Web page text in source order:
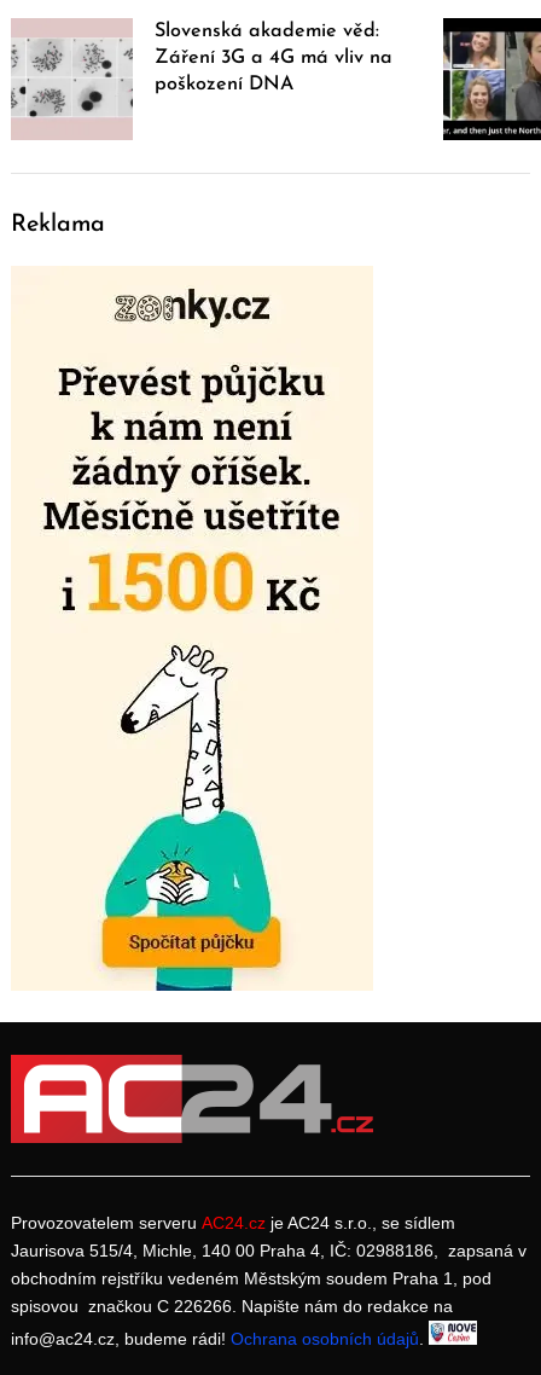
Slovenská akademie věd:
Záření 3G a 4G má vliv na
poškození DNA
Reklama
Provozovatelem serveru AC24.cz je AC24 s.r.o., se sídlem
Jaurisova 515/4, Michle, 140 00 Praha 4, IČ: 02988186, zapsaná v
obchodním rejstříku vedeném Městským soudem Praha 1, pod
spisovou značkou C 226266. Napište nám do redakce na
info@ac24.cz, budeme rádi! Ochrana osobních údajů.